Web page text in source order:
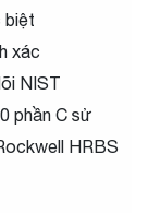
biệt
xác
NIST
phần C sử
HRBS